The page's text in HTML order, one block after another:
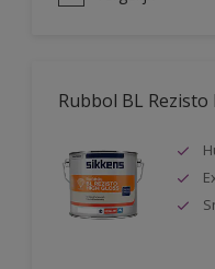
Rubbol BL Rezisto